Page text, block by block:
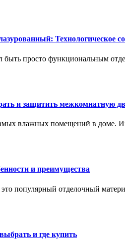
Технологическое
быть просто функциональным
и защитить межкомнатную
влажных помещений в доме.
и преимущества
популярный отделочный
и где купить